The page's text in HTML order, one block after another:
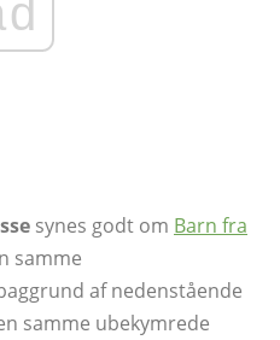
synes godt om Barn fra
samme
af nedenstående
samme ubekymrede